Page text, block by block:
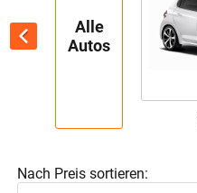
Alle
Autos
Nach Preis sortieren: